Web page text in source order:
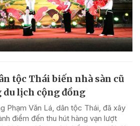
tộc Thái biến nhà sàn cũ
lịch cộng đồng
Phạm Văn Lá, dân tộc Thái, đã xây
điểm đến thu hút hàng vạn lượt